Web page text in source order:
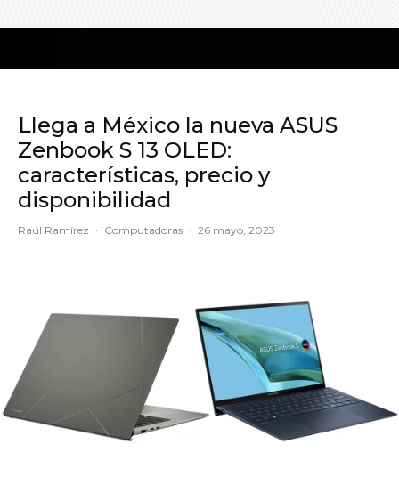
Llega a México la nueva ASUS
Zenbook S 13 OLED:
características, precio y
disponibilidad
Raúl Ramírez · Computadoras · 26 mayo, 2023